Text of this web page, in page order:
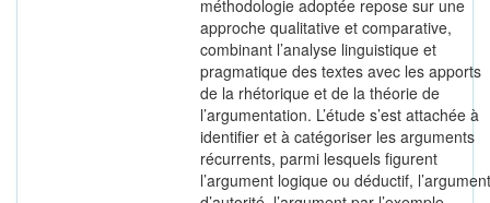
méthodologie adoptée repose sur une
approche qualitative et comparative,
combinant l’analyse linguistique et
pragmatique des textes avec les apports
de la rhétorique et de la théorie de
l’argumentation. L’étude s’est attachée à
identifier et à catégoriser les arguments
récurrents, parmi lesquels figurent
l’argument logique ou déductif, l’argument